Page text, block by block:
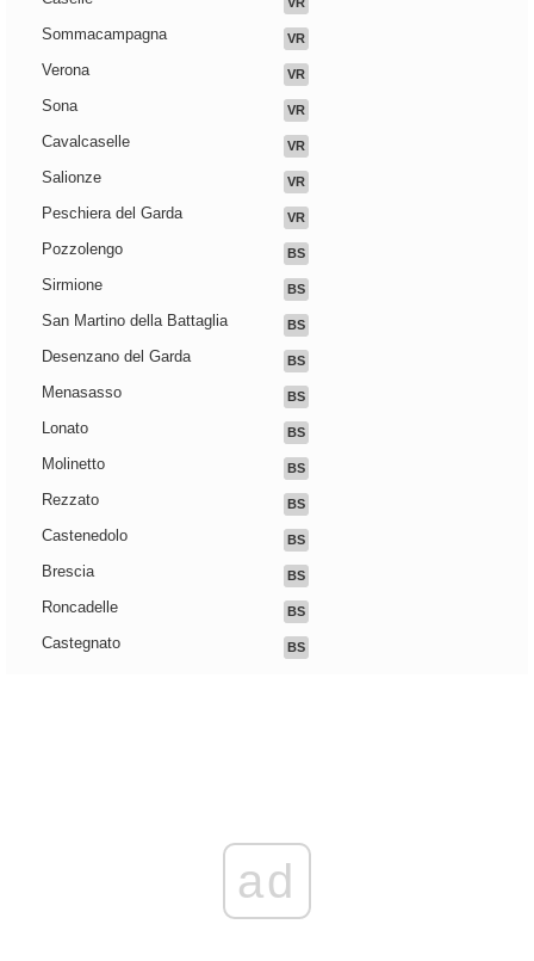
Sommacampagna VR
Verona VR
Sona VR
Cavalcaselle VR
Salionze VR
Peschiera del Garda VR
Pozzolengo BS
Sirmione BS
San Martino della Battaglia BS
Desenzano del Garda BS
Menasasso BS
Lonato BS
Molinetto BS
Rezzato BS
Castenedolo BS
Brescia BS
Roncadelle BS
Castegnato BS
ad